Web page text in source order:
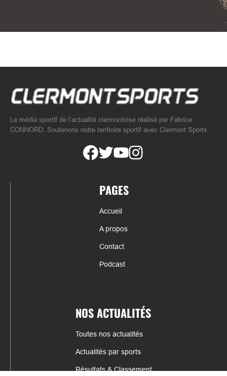
Le média sportif de l’actualité clermontoise réalisé par Fabrice
CONNORD. Soutenons notre territoire sportif avec Clermont Sports.
PAGES
Accueil
A propos
Contact
Podcast
NOS ACTUALITÉS
Toutes nos actualités
Actualités par sports
Résultats & Classement